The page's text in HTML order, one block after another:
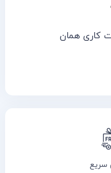
کاری همان
سریع